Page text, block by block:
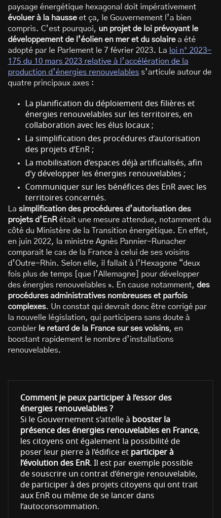
paysage énergétique hexagonal doit impérativement
évoluer à la hausse et ça, le Gouvernement l’a bien
compris. C’est pourquoi, un projet de loi prévoyant le
développement de l’éolien en mer et du solaire a été
adopté par le Parlement le 7 février 2023. La loi n° 2023-
175 du 10 mars 2023 relative à l’accélération de la
production d’énergies renouvelables s’articule autour de
quatre principaux axes :
La planification du déploiement des filières et
énergies renouvelables sur les territoires, en
collaboration avec les élus locaux ;
La simplification des procédures d’autorisation
des projets d’EnR ;
La mobilisation d’espaces déjà artificialisés, afin
d’y développer les énergies renouvelables ;
Communiquer sur les bénéfices des EnR avec les
territoires concernés.
La simplification des procédures d’autorisation des
projets d’EnR était une mesure attendue, notamment du
côté du Ministère de la Transition énergétique. En effet,
en juin 2022, la ministre Agnès Pannier-Runacher
comparait le cas de la France à celui de ses voisins
d’Outre-Rhin. Selon elle, il fallait à l’Hexagone “deux
fois plus de temps [que l’Allemagne] pour développer
des énergies renouvelables ». En cause notamment, des
procédures administratives nombreuses et parfois
complexes. Un constat qui devrait donc être corrigé par
la nouvelle législation, qui participera sans doute à
combler le retard de la France sur ses voisins, en
boostant rapidement le nombre d’installations
renouvelables.
Comment je peux participer à l’essor des
énergies renouvelables ?
Si le Gouvernement s’attelle à booster la
présence des énergies renouvelables en France,
les citoyens ont également la possibilité de
poser leur pierre à l’édifice et participer à
l’évolution des EnR. Il est par exemple possible
de souscrire un contrat d’énergie renouvelable,
de participer à des projets citoyens qui ont trait
aux EnR ou même de se lancer dans
l’autoconsommation.